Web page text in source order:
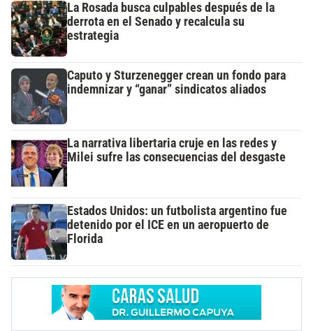
La Rosada busca culpables después de la
derrota en el Senado y recalcula su
estrategia
Caputo y Sturzenegger crean un fondo para
indemnizar y “ganar” sindicatos aliados
La narrativa libertaria cruje en las redes y
Milei sufre las consecuencias del desgaste
Estados Unidos: un futbolista argentino fue
detenido por el ICE en un aeropuerto de
Florida